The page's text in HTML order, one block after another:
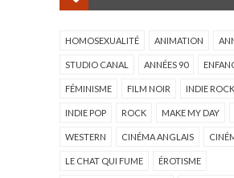
HOMOSEXUALITÉ ANIMATION
STUDIO CANAL ANNÉES 90
FÉMINISME FILM NOIR INDIE ROCK
INDIE POP ROCK MAKE MY DAY
WESTERN CINÉMA ANGLAIS
LE CHAT QUI FUME ÉROTISME